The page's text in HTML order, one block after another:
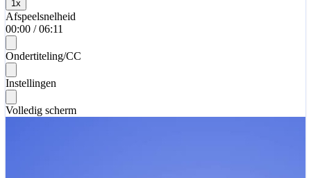
1 x
Afspeelsnelheid
00:00 / 06:11
Ondertiteling/CC
Instellingen
Volledig scherm